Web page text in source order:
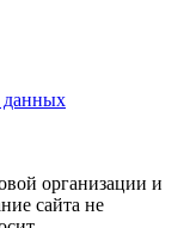
данных
организации и
сайта не